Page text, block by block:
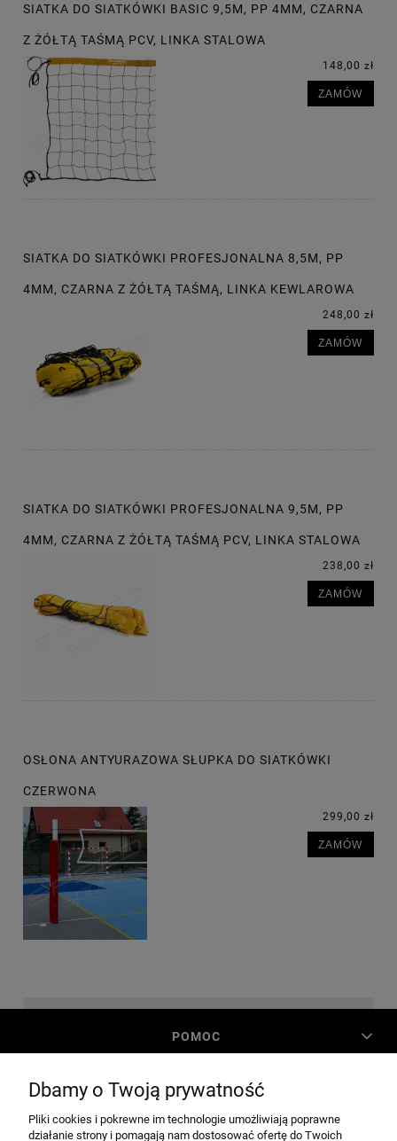
SIATKA DO SIATKÓWKI BASIC 9,5M, PP 4MM, CZARNA
Z ŻÓŁTĄ TAŚMĄ PCV, LINKA STALOWA
148,00 zł
ZAMÓW
SIATKA DO SIATKÓWKI PROFESJONALNA 8,5M, PP
4MM, CZARNA Z ŻÓŁTĄ TAŚMĄ, LINKA KEWLAROWA
248,00 zł
ZAMÓW
SIATKA DO SIATKÓWKI PROFESJONALNA 9,5M, PP
4MM, CZARNA Z ŻÓŁTĄ TAŚMĄ PCV, LINKA STALOWA
238,00 zł
ZAMÓW
OSŁONA ANTYURAZOWA SŁUPKA DO SIATKÓWKI
CZERWONA
299,00 zł
ZAMÓW
POMOC
MOJE KONTO
Dbamy o Twoją prywatność
Pliki cookies i pokrewne im technologie umożliwiają poprawne
działanie strony i pomagają nam dostosować ofertę do Twoich